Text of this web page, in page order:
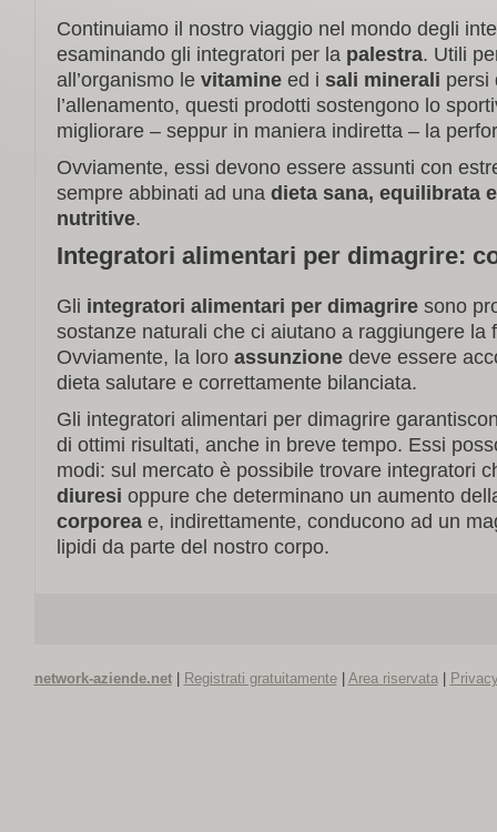
Continuiamo il nostro viaggio nel mondo degli
esaminando gli integratori per la palestra. Utili
all’organismo le vitamineed i sali minerali persi
l’allenamento, questi prodotti sostengono lo
migliorare – seppur in maniera indiretta – la
Ovviamente, essi devono essere assunti con
sempre abbinati ad una dieta sana, equilibrata
nutritive.
Integratori alimentari per dimagrire:
Gli integratori alimentari per dimagriresono
sostanze naturali che ci aiutano a raggiungere la
Ovviamente, la loro assunzionedeve essere
dieta salutare e correttamente bilanciata.
Gli integratori alimentari per dimagrire
di ottimi risultati, anche in breve tempo. Essi
modi: sul mercato è possibile trovare integratori
diuresi oppure che determinano un aumento
corporeae, indirettamente, conducono ad un
lipidi da parte del nostro corpo.
network-aziende.net| Registrati gratuitamente| Area riservata|